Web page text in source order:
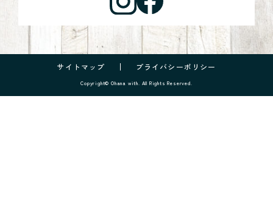
サイトマップ プライバシーポリシー
Copyright© Ohana with. All Rights Reserved.